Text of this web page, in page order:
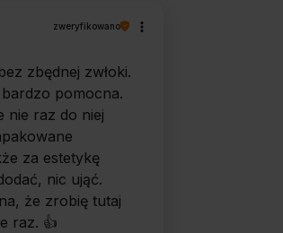
zweryfikowano
zbędnej zwłoki.
bardzo pomocna.
nie raz do niej
za estetykę
nic ująć.
że zrobię tutaj
raz. 👍️